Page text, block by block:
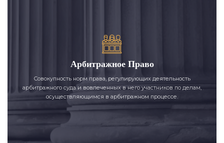
Арбитражное Право
Совокупность норм права, регулирующих деятельность
арбитражного суда и вовлеченных в него участников по делам,
осуществляющимся в арбитражном процессе.